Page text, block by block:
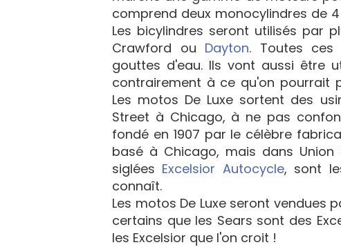
comprend deux monocylindres de
Les bicylindres seront utilisés par
Crawford ou Dayton. Toutes ces
gouttes d'eau. Ils vont aussi être
contrairement à ce qu'on pourrait
Les motos De Luxe sortent des
Street à Chicago, à ne pas
fondé en 1907 par le célèbre
basé à Chicago, mais dans Union
siglées Excelsior Autocycle, sont
connaît.
Les motos De Luxe seront vendues
certains que les Sears sont des
les Excelsior que l'on croit !